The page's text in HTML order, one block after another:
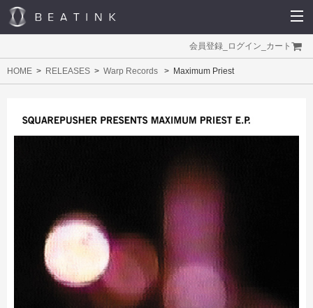
会員登録 ログイン カート
HOME RELEASES Warp Records Maximum Priest